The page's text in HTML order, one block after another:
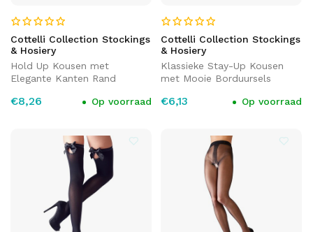
Cottelli Collection Stockings
& Hosiery
Hold Up Kousen met
Elegante Kanten Rand
€8,26 Op voorraad
Cottelli Collection Stockings
& Hosiery
Klassieke Stay-Up Kousen
met Mooie Borduursels
€6,13 Op voorraad